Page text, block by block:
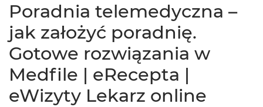
Poradnia telemedyczna –
jak założyć poradnię.
Gotowe rozwiązania w
Medfile | eRecepta |
eWizyty Lekarz online